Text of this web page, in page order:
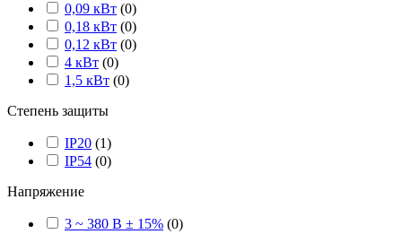
0,09 кВт (0)
0,18 кВт (0)
0,12 кВт (0)
4 кВт (0)
1,5 кВт (0)
Степень защиты
IP20 (1)
IP54 (0)
Напряжение
3 ~ 380 В ± 15% (0)